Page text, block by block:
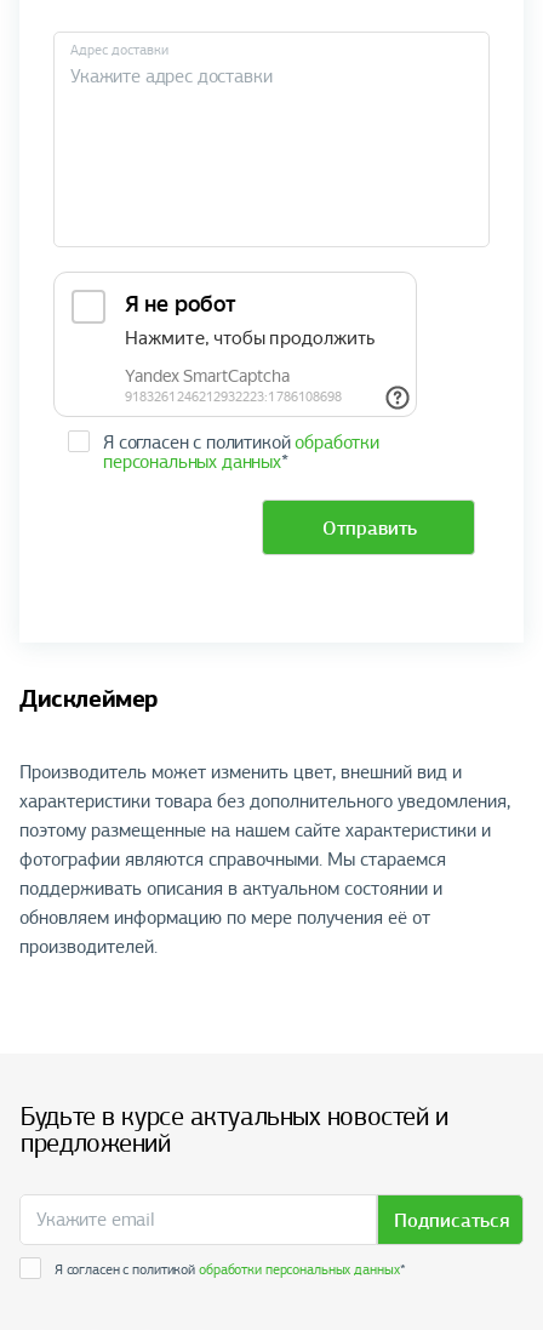
Адрес доставки
Я согласен с политикойобработки
персональных данных*
Отправить
Дисклеймер
Производитель может изменить цвет, внешний вид и
характеристики товара без дополнительного уведомления,
поэтому размещенные на нашем сайте характеристики и
фотографии являются справочными. Мы стараемся
поддерживать описания в актуальном состоянии и
обновляем информацию по мере получения её от
производителей.
Будьте в курсе актуальных новостей и
предложений
Подписаться
Я согласен с политикойобработки персональных данных*